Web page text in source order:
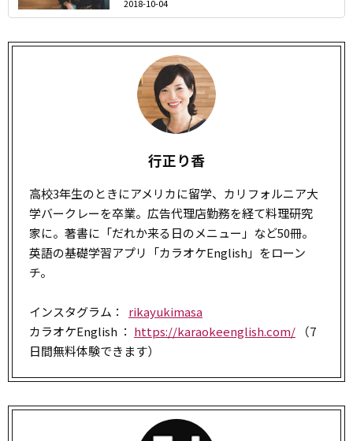
2018-10-04
行正り香
高校3年生のときにアメリカに留学、カリフォルニア大
学バークレーを卒業。広告代理店勤務を経て料理研究
家に。著書に「だれか来る日のメニュー」など50冊。
英語の基礎学習アプリ「カラオケEnglish」をローン
チ。
インスタグラム： rikayukimasa
カラオケEnglish ： https://karaokeenglish.com/ （7
日間無料体験できます）